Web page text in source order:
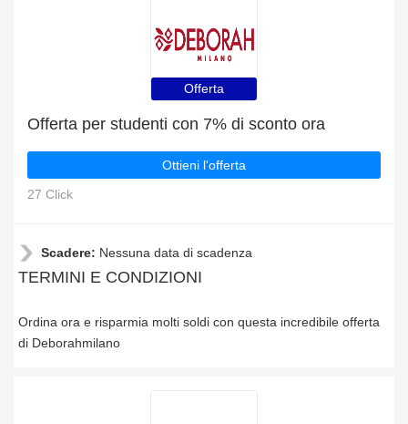
Offerta
Offerta per studenti con 7% di sconto ora
Ottieni l'offerta
27 Click
Scadere: Nessuna data di scadenza
TERMINI E CONDIZIONI
Ordina ora e risparmia molti soldi con questa incredibile offerta
di Deborahmilano